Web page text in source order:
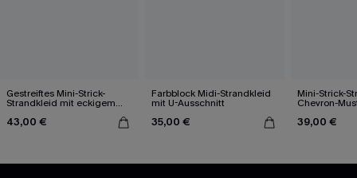
Gestreiftes Mini-Strick-
Strandkleid mit eckigem
43,00 €
Farbblock Midi-Strandkleid
mit U-Ausschnitt
35,00 €
Mini-Strick-
Chevron-
39,00 €